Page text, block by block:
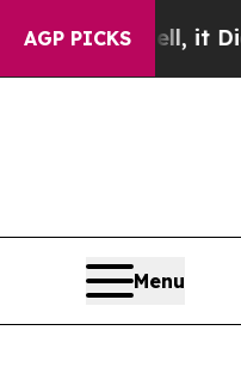
AGP PICKS
it Didn’tAs
Menu